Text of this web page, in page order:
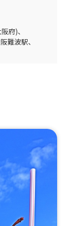
府)、
難波駅、